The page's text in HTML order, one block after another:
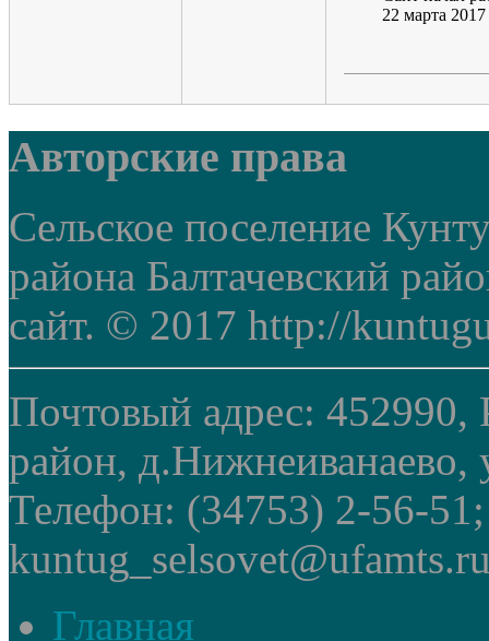
22 марта 2017
Авторские права
Сельское поселение
района Балтачевский
сайт. © 2017 http://
Почтовый адрес: 452990,
район, д.Нижнеиванаево,
Телефон: (34753) 2-56-
Главная